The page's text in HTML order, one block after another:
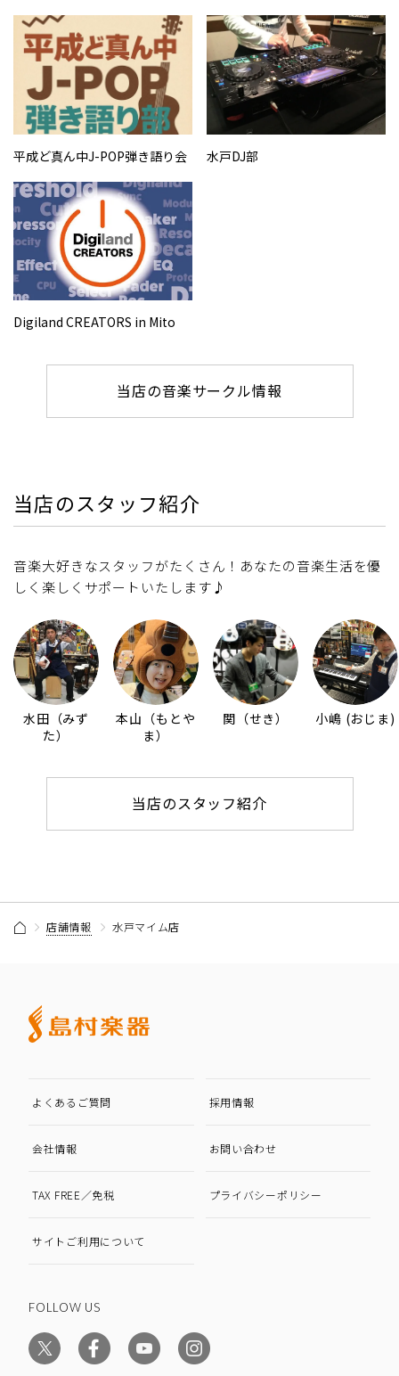
平成ど真ん中J-POP弾き語り会 水戸DJ部
Digiland CREATORS in Mito
当店の音楽サークル情報
当店のスタッフ紹介
音楽大好きなスタッフがたくさん！あなたの音楽生活を優
しく楽しくサポートいたします♪
水田（みず
た）
本山（もとや
ま）
関（せき） 小嶋 (おじま)
当店のスタッフ紹介
店舗情報 水戸マイム店
よくあるご質問 採用情報
会社情報 お問い合わせ
TAX FREE／免税 プライバシーポリシー
サイトご利用について
FOLLOW US